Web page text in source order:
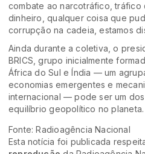
combate ao narcotráfico, tráfico
dinheiro, qualquer coisa que
corrupção na cadeia, estamos
Ainda durante a coletiva, o
BRICS, grupo inicialmente
África do Sul e Índia — um
economias emergentes e
internacional — pode ser um
equilíbrio geopolítico no planeta.
Fonte: Radioagência Nacional
Esta notícia foi publicada